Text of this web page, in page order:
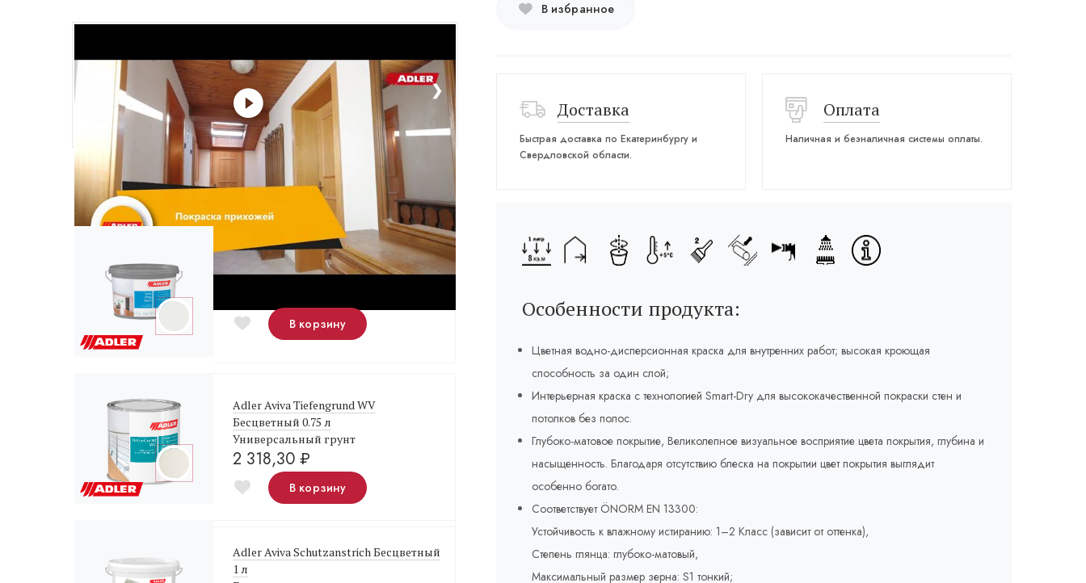
❯
Не забудьте купить
Adler Aviva Terra Ultra-Weiß Белый 1 л
Белая краска для потолка
В корзину
Adler Aviva Tiefengrund WV
Бесцветный 0.75 л
Универсальный грунт
2 318,30 ₽
В корзину
Adler Aviva Schutzanstrich Бесцветный
1 л
В избранное
Доставка
Быстрая доставка по Екатеринбургу и
Свердловской области.
Оплата
Наличная и безналичная системы оплаты.
Особенности продукта:
Цветная водно-дисперсионная краска для внутренних работ; высокая кроющая
способность за один слой;
Интерьерная краска с технологией Smart-Dry для высококачественной покраски стен и
потолков без полос.
Глубоко-матовое покрытие, Великолепное визуальное восприятие цвета покрытия, глубина и
насыщенность. Благодаря отсутствию блеска на покрытии цвет покрытия выглядит
особенно богато.
Соответствует ÖNORM EN 13300:
Устойчивость к влажному истиранию: 1–2 Класс (зависит от оттенка),
Степень глянца: глубоко-матовый,
Максимальный размер зерна: S1 тонкий;